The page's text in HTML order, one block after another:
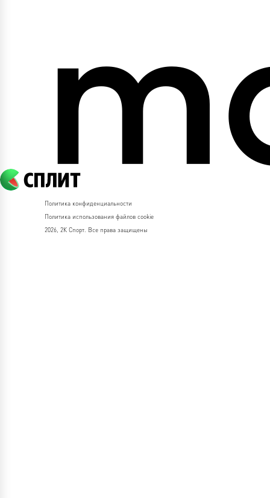
Политика конфиденциальности
Политика использования файлов cookie
2026, 2К Спорт. Все права защищены